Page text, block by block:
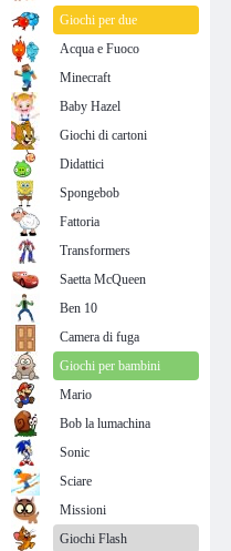
Giochi per due
Acqua e Fuoco
Minecraft
Baby Hazel
Giochi di cartoni
Didattici
Spongebob
Fattoria
Transformers
Saetta McQueen
Ben 10
Camera di fuga
Giochi per bambini
Mario
Bob la lumachina
Sonic
Sciare
Missioni
Giochi Flash